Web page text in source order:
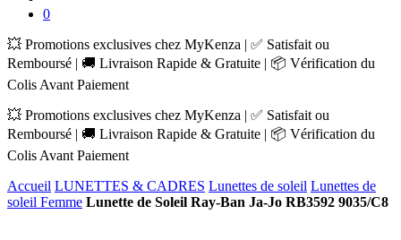
0
💥 Promotions exclusives chez MyKenza | ✅ Satisfait ou
Remboursé | 🚚 Livraison Rapide & Gratuite | 📦 Vérification du
Colis Avant Paiement
💥 Promotions exclusives chez MyKenza | ✅ Satisfait ou
Remboursé | 🚚 Livraison Rapide & Gratuite | 📦 Vérification du
Colis Avant Paiement
Accueil LUNETTES & CADRES Lunettes de soleil Lunettes de
soleil Femme Lunette de Soleil Ray-Ban Ja-Jo RB3592 9035/C8